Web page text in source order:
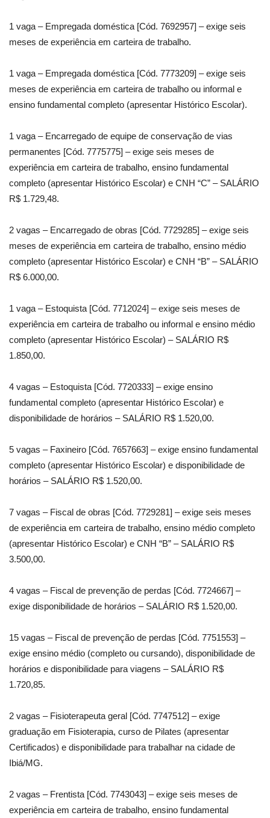
1 vaga – Empregada doméstica [Cód. 7692957] – exige seis
meses de experiência em carteira de trabalho.
1 vaga – Empregada doméstica [Cód. 7773209] – exige seis
meses de experiência em carteira de trabalho ou informal e
ensino fundamental completo (apresentar Histórico Escolar).
1 vaga – Encarregado de equipe de conservação de vias
permanentes [Cód. 7775775] – exige seis meses de
experiência em carteira de trabalho, ensino fundamental
completo (apresentar Histórico Escolar) e CNH “C” – SALÁRIO
R$ 1.729,48.
2 vagas – Encarregado de obras [Cód. 7729285] – exige seis
meses de experiência em carteira de trabalho, ensino médio
completo (apresentar Histórico Escolar) e CNH “B” – SALÁRIO
R$ 6.000,00.
1 vaga – Estoquista [Cód. 7712024] – exige seis meses de
experiência em carteira de trabalho ou informal e ensino médio
completo (apresentar Histórico Escolar) – SALÁRIO R$
1.850,00.
4 vagas – Estoquista [Cód. 7720333] – exige ensino
fundamental completo (apresentar Histórico Escolar) e
disponibilidade de horários – SALÁRIO R$ 1.520,00.
5 vagas – Faxineiro [Cód. 7657663] – exige ensino fundamental
completo (apresentar Histórico Escolar) e disponibilidade de
horários – SALÁRIO R$ 1.520,00.
7 vagas – Fiscal de obras [Cód. 7729281] – exige seis meses
de experiência em carteira de trabalho, ensino médio completo
(apresentar Histórico Escolar) e CNH “B” – SALÁRIO R$
3.500,00.
4 vagas – Fiscal de prevenção de perdas [Cód. 7724667] –
exige disponibilidade de horários – SALÁRIO R$ 1.520,00.
15 vagas – Fiscal de prevenção de perdas [Cód. 7751553] –
exige ensino médio (completo ou cursando), disponibilidade de
horários e disponibilidade para viagens – SALÁRIO R$
1.720,85.
2 vagas – Fisioterapeuta geral [Cód. 7747512] – exige
graduação em Fisioterapia, curso de Pilates (apresentar
Certificados) e disponibilidade para trabalhar na cidade de
Ibiá/MG.
2 vagas – Frentista [Cód. 7743043] – exige seis meses de
experiência em carteira de trabalho, ensino fundamental